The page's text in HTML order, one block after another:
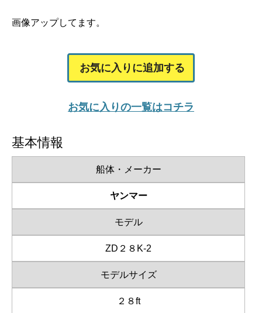
画像アップしてます。
お気に入りに追加する
お気に入りの一覧はコチラ
基本情報
船体・メーカー
ヤンマー
モデル
ZD２８K-2
モデルサイズ
２８ft